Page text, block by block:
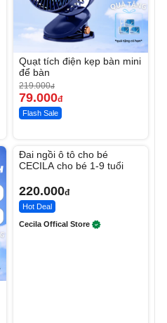
Quạt tích điện kẹp bàn mini
để bàn
219.000đ
79.000đ
Flash Sale
Đai ngồi ô tô cho bé
CECILA cho bé 1-9 tuổi
220.000đ
Hot Deal
Cecila Offical Store